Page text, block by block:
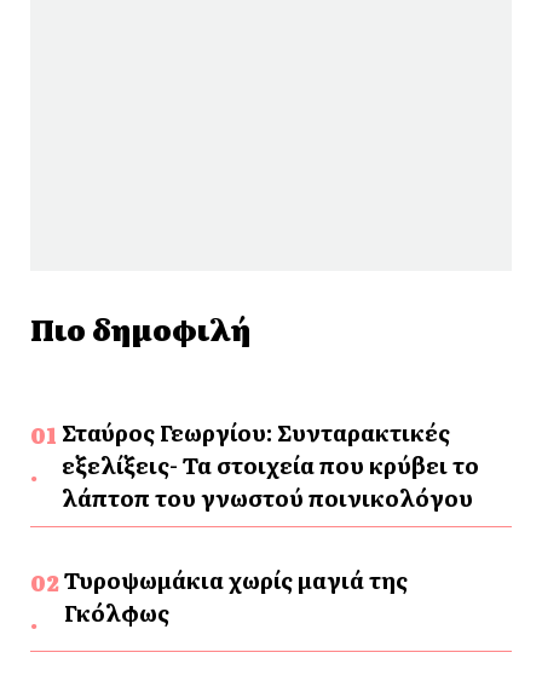
Πιο δημοφιλή
Σταύρος Γεωργίου: Συνταρακτικές
εξελίξεις- Τα στοιχεία που κρύβει το
λάπτοπ του γνωστού ποινικολόγου
Τυροψωμάκια χωρίς μαγιά της
Γκόλφως